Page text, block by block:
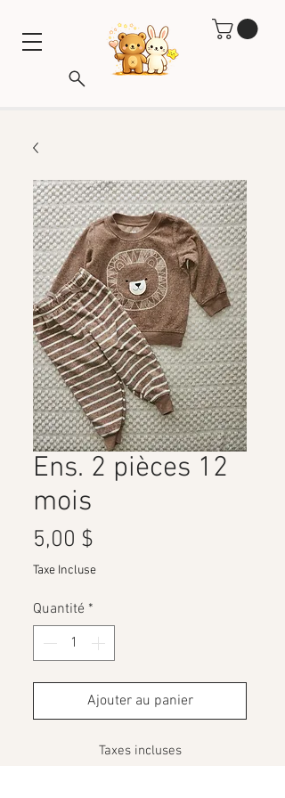
Ens. 2 pièces 12
mois
5,00 $
Taxe Incluse
Quantité *
Ajouter au panier
Taxes incluses